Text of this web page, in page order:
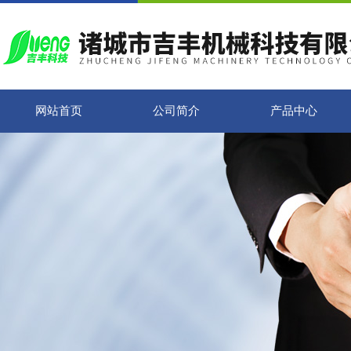
网站首页 公司简介 产品中心